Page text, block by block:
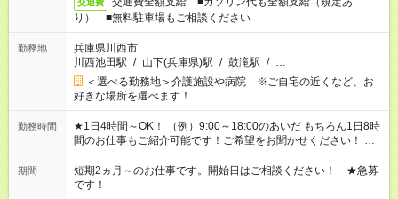
交通費
り） ■無料駐車場もご相談ください
勤務地
兵庫県川西市
川西池田駅 / 山下(兵庫県)駅 / 鼓滝駅 / …
＜選べる勤務地＞介護施設や病院 ※ご自宅の近くなど、お
好きな場所を選べます！
勤務時間
★1日4時間～OK！ （例）9:00～18:00のあいだ もちろん1日8時
間のお仕事もご紹介可能です！ご希望をお聞かせください！ ★
家庭の都合でお休みが必要な場合も遠慮なくご相談ください。
※週最低15時間以上の勤務が必要です
期間
短期2ヵ月～のお仕事です。開始日はご相談ください！ ★急募
です！